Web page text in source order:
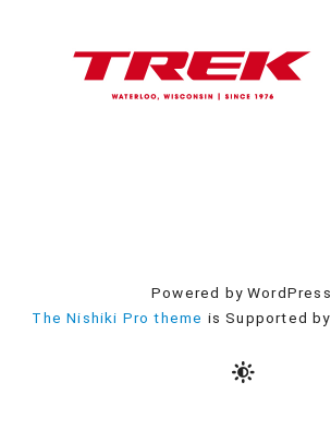
Powered by WordPress.
The Nishiki Pro theme is Supported by